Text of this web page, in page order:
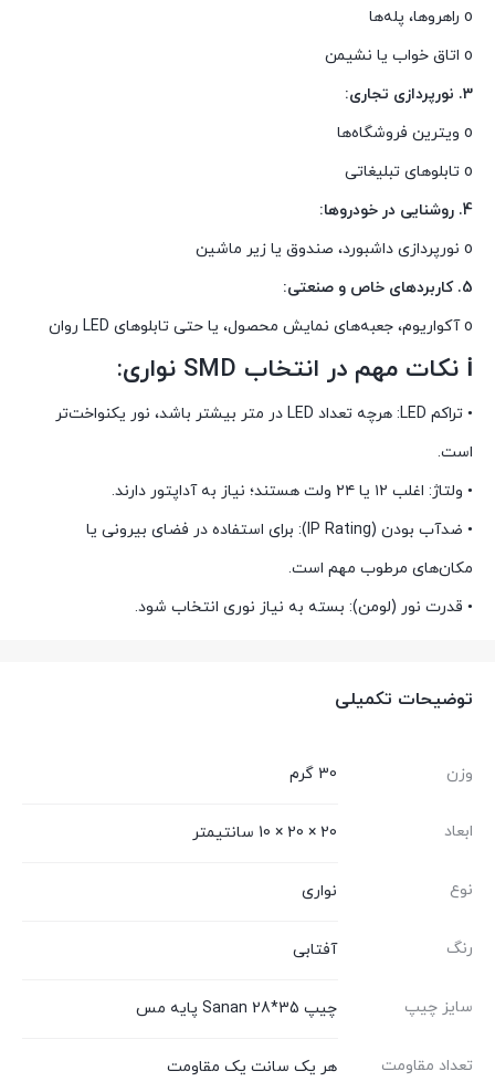
o راهروها، پله‌ها
o اتاق خواب یا نشیمن
3. نورپردازی تجاری:
o ویترین فروشگاه‌ها
o تابلوهای تبلیغاتی
4. روشنایی در خودروها:
o نورپردازی داشبورد، صندوق یا زیر ماشین
5. کاربردهای خاص و صنعتی:
o آکواریوم، جعبه‌های نمایش محصول، یا حتی تابلوهای LED روان
ℹ نکات مهم در انتخاب SMD نواری:
• تراکم LED: هرچه تعداد LED در متر بیشتر باشد، نور یکنواخت‌تر
است.
• ولتاژ: اغلب ۱۲ یا ۲۴ ولت هستند؛ نیاز به آداپتور دارند.
• ضدآب بودن (IP Rating): برای استفاده در فضای بیرونی یا
مکان‌های مرطوب مهم است.
• قدرت نور (لومن): بسته به نیاز نوری انتخاب شود.
توضیحات تکمیلی
وزن 30 گرم
ابعاد 20 × 20 × 10 سانتیمتر
نوع نواری
رنگ آفتابی
سایز چیپ چیپ 35*28 Sanan پایه مس
تعداد مقاومت هر یک سانت یک مقاومت